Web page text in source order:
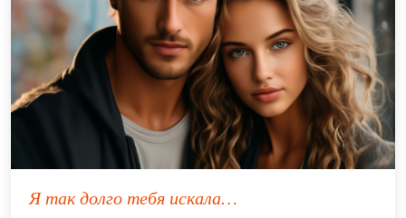
Я так долго тебя искала…